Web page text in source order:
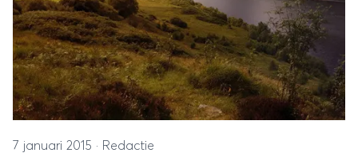
7 januari 2015 · Redactie